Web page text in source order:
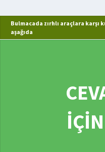
Bulmacada zırhlı araçlara
aşağıda